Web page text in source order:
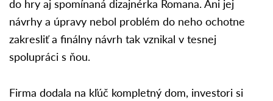
do hry aj spomínaná dizajnérka Romana. Ani jej
návrhy a úpravy nebol problém do neho ochotne
zakresliť a finálny návrh tak vznikal v tesnej
spolupráci s ňou.
Firma dodala na kľúč kompletný dom, investori si